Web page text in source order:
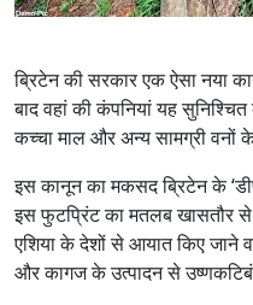
ब्रिटेन की सरकार एक ऐसा नया
बाद वहां की कंपनियां यह
कच्चा माल और अन्य सामग्री वनों
इस कानून का मकसद ब्रिटेन के
इस फुटप्रिंट का मतलब खासतौर से
एशिया के देशों से आयात किए जाने
और कागज के उत्पादन से